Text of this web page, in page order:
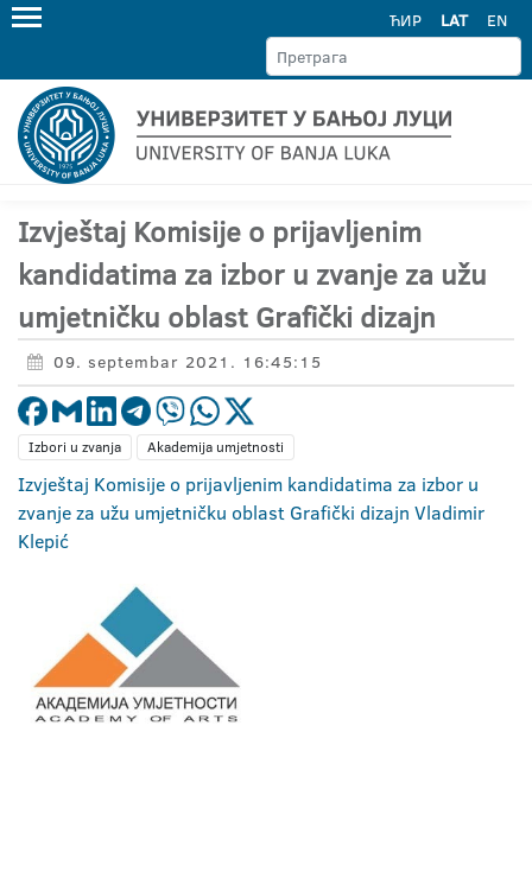
ЋИР LAT EN
Izvještaj Komisije o prijavljenim
kandidatima za izbor u zvanje za užu
umjetničku oblast Grafički dizajn
09. septembar 2021. 16:45:15
Izbori u zvanja Akademija umjetnosti
Izvještaj Komisije o prijavljenim kandidatima za izbor u
zvanje za užu umjetničku oblast Grafički dizajn Vladimir
Klepić